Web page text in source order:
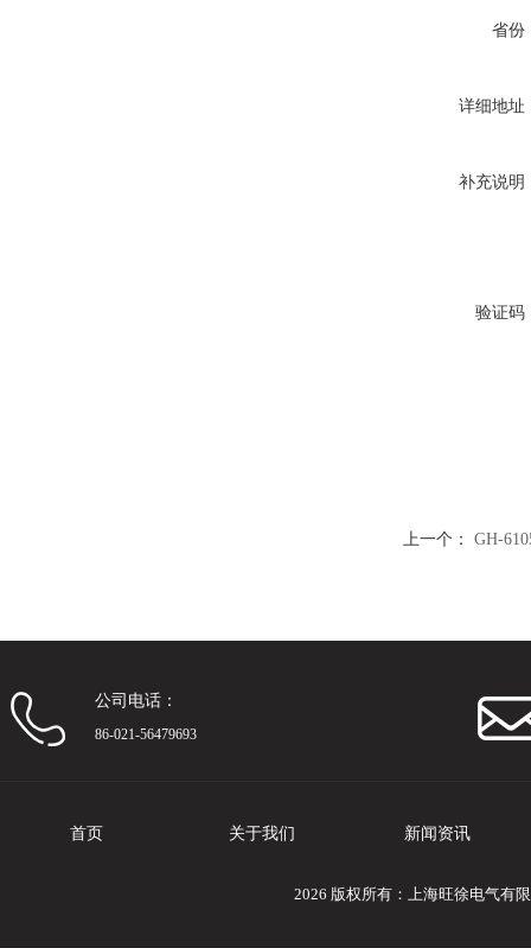
省份
详细地址
补充说明
验证码
上一个： GH-
公司电话：
86-021-56479693
首页 关于我们 新闻资讯
2026 版权所有：上海旺徐电气有